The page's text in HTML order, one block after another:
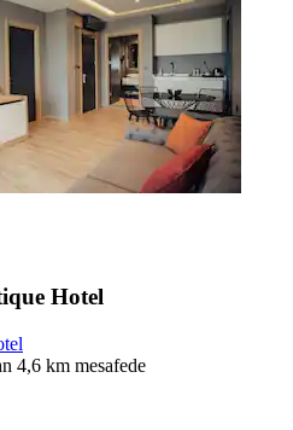
Hotel
4,6 km mesafede